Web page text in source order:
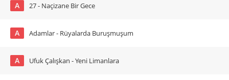
A 27 - Naçizane Bir Gece
A Adamlar - Rüyalarda Buruşmuşum
A Ufuk Çalışkan - Yeni Limanlara